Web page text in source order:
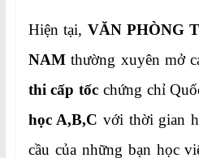
Hiện tại, VĂN PHÒNG
NAMthường xuyên mở
thi cấp tốc chứng chỉ
học A,B,C với thời gian
cầu của những bạn học